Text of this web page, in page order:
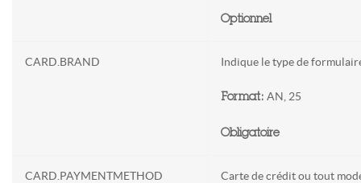
Optionnel
CARD.BRAND Indique le type de
Format: AN, 25
Obligatoire
CARD.PAYMENTMETHOD
Carte de crédit ou tout